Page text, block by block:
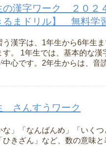
の漢字ワーク ２０２
るまドリル】 無料学
う漢字は、1年生から6年生
す。 1年生では、基本的な漢
中心です。2年生からは、音
さんすうワーク
な」「なんばんめ」「いく
ひきざん」など、数の意味と